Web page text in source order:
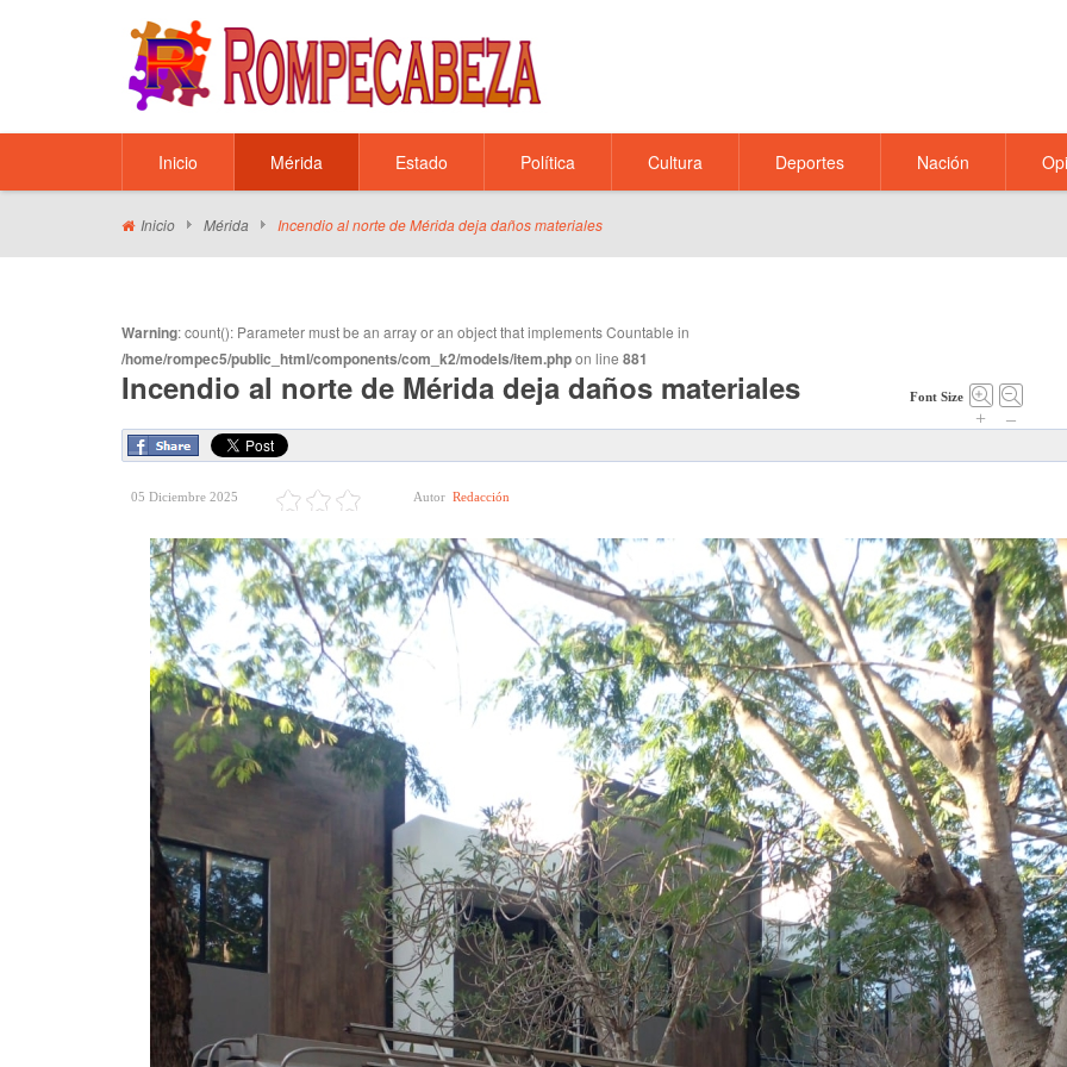
Inicio Mérida Estado Política Cultura Deportes Nación
Inicio Mérida Incendio al norte de Mérida deja daños materiales
Warning: count(): Parameter must be an array or an object that implements Countable in
/home/rompec5/public_html/components/com_k2/models/item.phpon line 881
Incendio al norte de Mérida deja daños materiales Font Size
+ –
05 Diciembre 2025 Autor Redacción
Investigan
hallado en
1 year ago
El menor
padres como
pasado